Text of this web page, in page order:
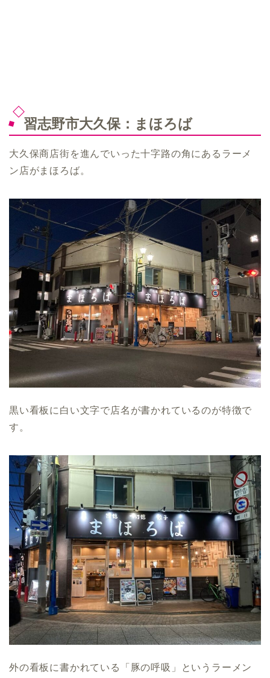
習志野市大久保：まほろば
大久保商店街を進んでいった十字路の角にあるラーメ
ン店がまほろば。
黒い看板に白い文字で店名が書かれているのが特徴で
す。
外の看板に書かれている「豚の呼吸」というラーメン